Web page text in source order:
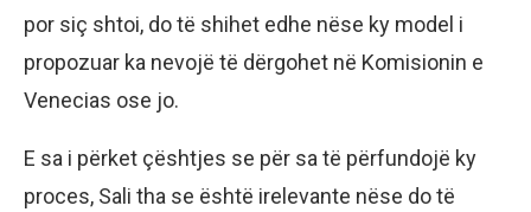
por siç shtoi, do të shihet edhe nëse ky model i
propozuar ka nevojë të dërgohet në Komisionin e
Venecias ose jo.
E sa i përket çështjes se për sa të përfundojë ky
proces, Sali tha se është irelevante nëse do të